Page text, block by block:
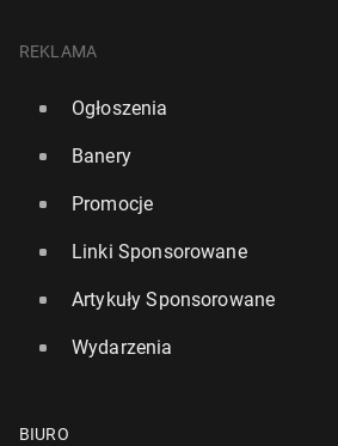
REKLAMA
Ogłoszenia
Banery
Promocje
Linki Sponsorowane
Artykuły Sponsorowane
Wydarzenia
BIURO